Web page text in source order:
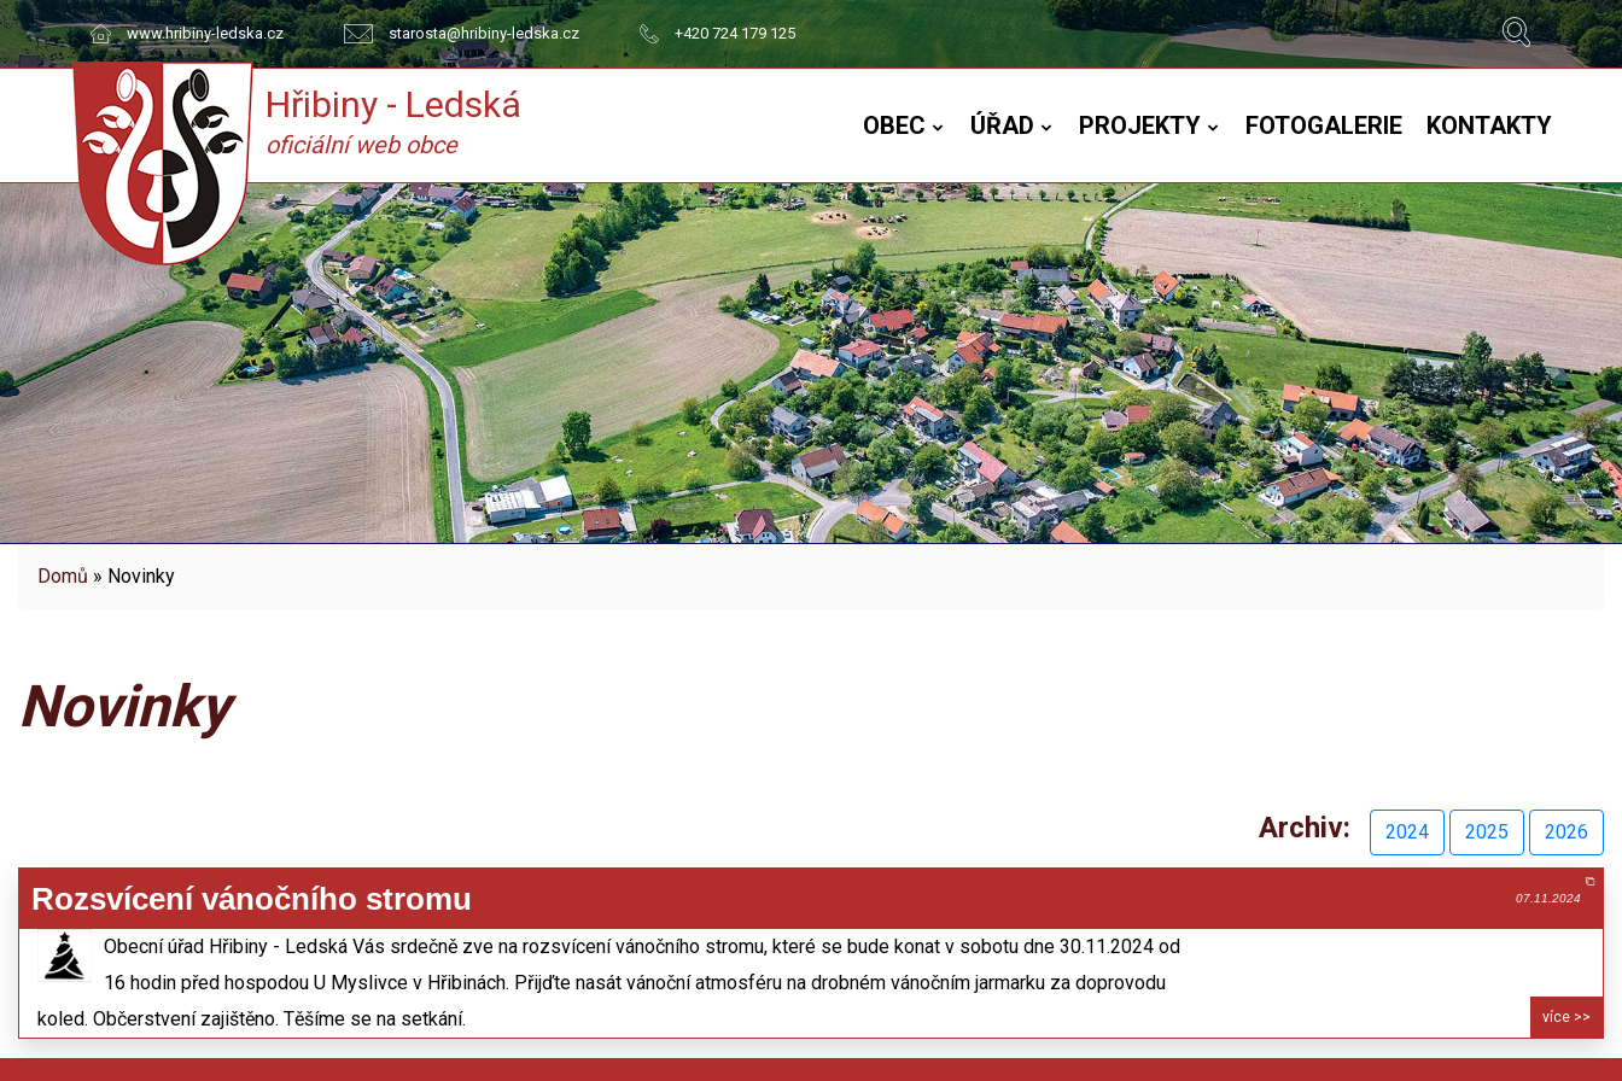
www.hribiny-ledska.cz starosta@hribiny-ledska.cz +420 724 179 125
Hřibiny - Ledská
oficiální web obce
OBEC ÚŘAD PROJEKTY FOTOGALERIE KONTAKTY
Domů » Novinky
Novinky
Archiv: 2024 2025 2026
Rozsvícení vánočního stromu 07.11.2024
Obecní úřad Hřibiny - Ledská Vás srdečně zve na rozsvícení vánočního stromu, které se bude konat v sobotu dne 30.11.2024 od
16 hodin před hospodou U Myslivce v Hřibinách. Přijďte nasát vánoční atmosféru na drobném vánočním jarmarku za doprovodu
koled. Občerstvení zajištěno. Těšíme se na setkání.
více >>